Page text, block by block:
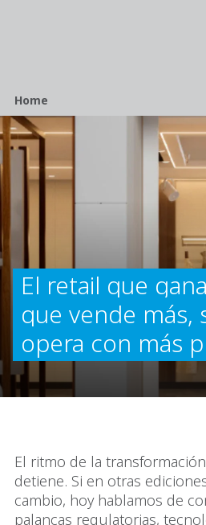
Breadcrumb
Home
El retail que
que vende más,
opera con más
El ritmo de la
detiene. Si en otras
cambio, hoy hablamos de
palancas regulatorias,